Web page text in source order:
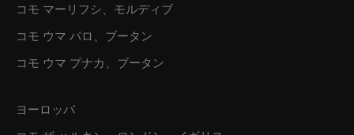
コモ マーリフシ、モルディブ
コモ ウマ パロ、ブータン
コモ ウマ プナカ、ブータン
ヨーロッパ